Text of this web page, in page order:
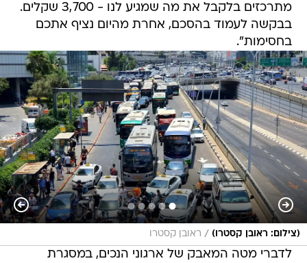
מתרכזים בלקבל את מה שמגיע לנו - 3,700 שקלים.
בבקשה לעמוד בהסכם, אחרת מהיום נציף אתכם
בחסימות".
(צילום: ראובן קסטרו) / ראובן קסטרו
לדברי מטה המאבק של ארגוני הנכים, במסגרת